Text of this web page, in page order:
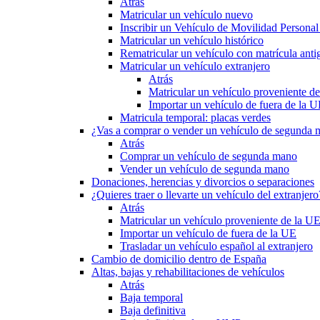
Matricular un vehículo nuevo
Inscribir un Vehículo de Movilidad
Matricular un vehículo histórico
Rematricular un vehículo con matrícula
Matricular un vehículo extranjero
Atrás
Matricular un vehículo proveniente
Importar un vehículo de fuera de la
Matricula temporal: placas verdes
¿Vas a comprar o vender un vehículo de segunda
Atrás
Comprar un vehículo de segunda mano
Vender un vehículo de segunda mano
Donaciones, herencias y divorcios o separaciones
¿Quieres traer o llevarte un vehículo del
Atrás
Matricular un vehículo proveniente de la UE
Importar un vehículo de fuera de la UE
Trasladar un vehículo español al extranjero
Cambio de domicilio dentro de España
Altas, bajas y rehabilitaciones de vehículos
Atrás
Baja temporal
Baja definitiva